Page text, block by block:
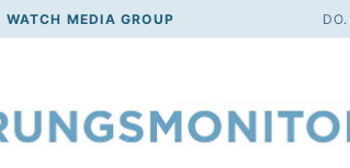
WATCH MEDIA GROUP